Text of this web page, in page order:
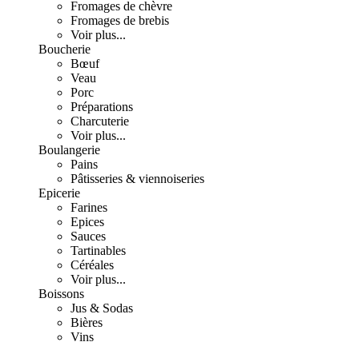
Fromages de chèvre
Fromages de brebis
Voir plus...
Boucherie
Bœuf
Veau
Porc
Préparations
Charcuterie
Voir plus...
Boulangerie
Pains
Pâtisseries & viennoiseries
Epicerie
Farines
Epices
Sauces
Tartinables
Céréales
Voir plus...
Boissons
Jus & Sodas
Bières
Vins